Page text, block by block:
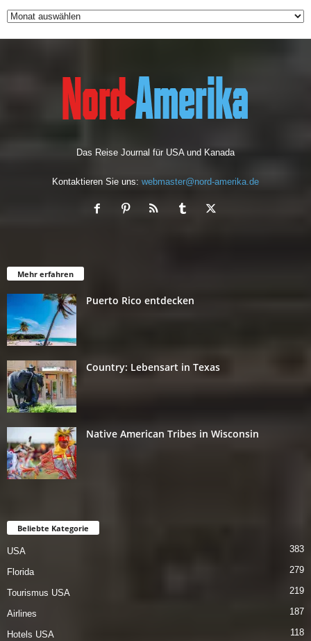
Das Reise Journal für USA und Kanada
Kontaktieren Sie uns: webmaster@nord-amerika.de
Mehr erfahren
Puerto Rico entdecken
Country: Lebensart in Texas
Native American Tribes in Wisconsin
Beliebte Kategorie
USA 383
Florida 279
Tourismus USA 219
Airlines 187
Hotels USA 118